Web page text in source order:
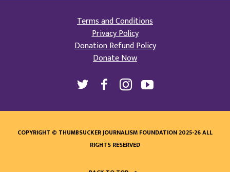
Terms and Conditions
Privacy Policy
Donation Refund Policy
Donate Now
COPYRIGHT © THUMBSUCKER JOURNALISM FOUNDATION 2025-26 ALL
RIGHTS RESERVED